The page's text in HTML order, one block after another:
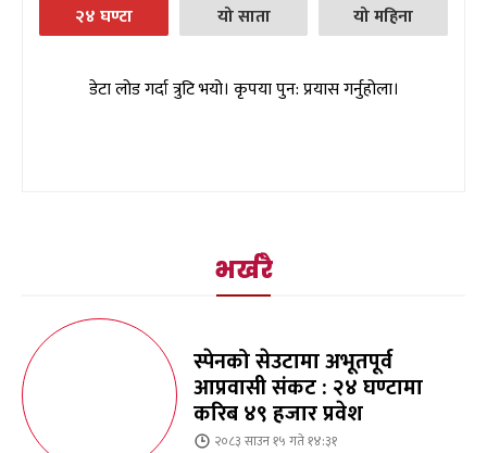
२४ घण्टा यो साता यो महिना
डेटा लोड गर्दा त्रुटि भयो। कृपया पुन: प्रयास गर्नुहोला।
भर्खरै
स्पेनको सेउटामा अभूतपूर्व
आप्रवासी संकट : २४ घण्टामा
करिब ४९ हजार प्रवेश
२०८३ साउन १५ गते १४:३१